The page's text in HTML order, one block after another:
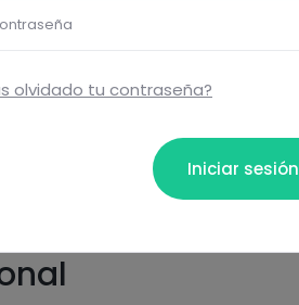
olvidado tu contraseña?
Iniciar sesión